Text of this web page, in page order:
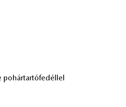
po­hár­tar­tó­fe­dél­lel